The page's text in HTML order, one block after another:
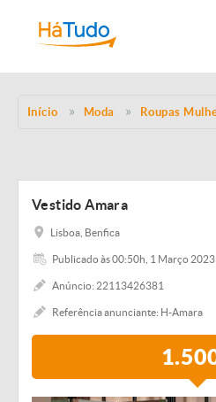
Início Moda Roupas
Vestido Amara
Lisboa, Benfica
Publicado às 00:50h, 1 Março 2023
Anúncio: 22113426381
Referência anunciante: H-Amara